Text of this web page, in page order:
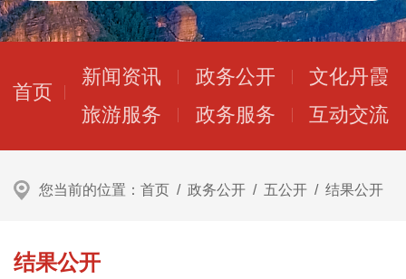
首页
新闻资讯 政务公开
文化丹霞
旅游服务
政务服务 互动交流
您当前的位置： 首页 / 政务公开 / 五公开 / 结果公开
结果公开